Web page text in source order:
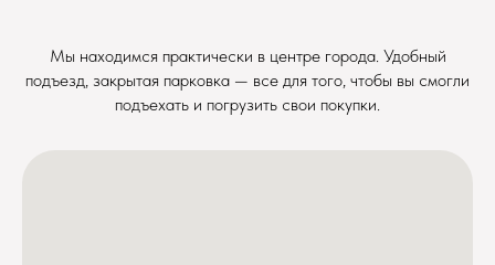
Мы находимся практически в центре города. Удобный
подъезд, закрытая парковка — все для того, чтобы вы смогли
подъехать и погрузить свои покупки.